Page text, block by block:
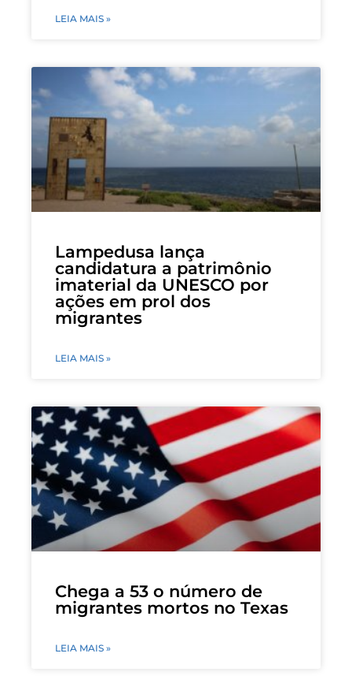
LEIA MAIS »
Lampedusa lança
candidatura a patrimônio
imaterial da UNESCO por
ações em prol dos
migrantes
LEIA MAIS »
Chega a 53 o número de
migrantes mortos no Texas
LEIA MAIS »